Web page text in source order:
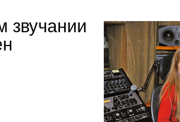
звучании